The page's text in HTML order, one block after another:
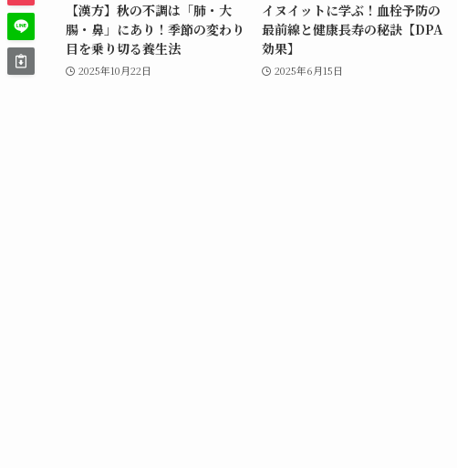
【漢方】秋の不調は「肺・大
腸・鼻」にあり！季節の変わり
目を乗り切る養生法
2025年10月22日
イヌイットに学ぶ！血栓予防の
最前線と健康長寿の秘訣【DPA
効果】
2025年6月15日